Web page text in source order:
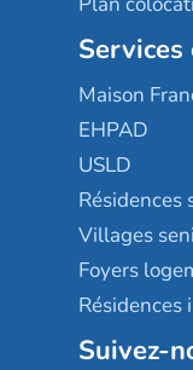
Maison
EHPAD
USLD
Résidences
Villages
Foyers
Suivez-